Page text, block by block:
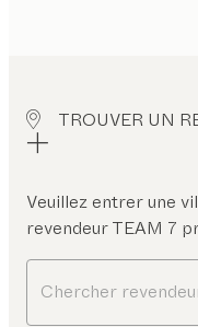
TROUVER UN
Veuillez entrer une
revendeur TEAM 7
Chercher